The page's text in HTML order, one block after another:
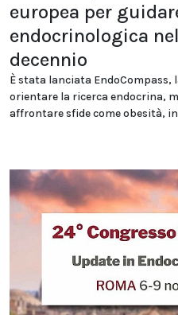
europea per
endocrinologica
decennio
È stata lanciata EndoCompass,
orientare la ricerca endocrina,
affrontare sfide come obesità,